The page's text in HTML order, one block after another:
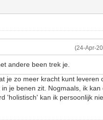
(24-Apr-
andere been trek je.
je zo meer kracht kunt leveren
je benen zit. Nogmaals, ik kan
'holistisch' kan ik persoonlijk